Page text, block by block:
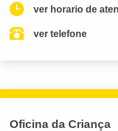
ver horario de
ver telefone
Oficina da Criança